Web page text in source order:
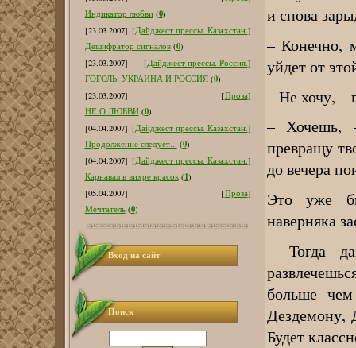
Индикатор любви (0)
[23.03.2007] [Дайджест прессы. Казахстан.]
Дешифратор сигналов (0)
[23.03.2007]
[Дайджест прессы. Россия.]
ГОГОЛЬ, УКРАИНА И РОССИЯ (0)
[23.03.2007]
[Проза]
НЕ О ЛЮБВИ (0)
[04.04.2007] [Дайджест прессы. Казахстан.]
Продолжение следует... (0)
[04.04.2007] [Дайджест прессы. Казахстан.]
Карнавал в вихре красок (1)
[05.04.2007]
[Проза]
Мечтатель (0)
Вход на сайт
Поиск
и снова
– Конечно,
уйдет от
– Не хочу, –
– Хочешь,
превращу
до вечера
Это уже
наверняка
– Тогда
больше
Дездемону,
Будет